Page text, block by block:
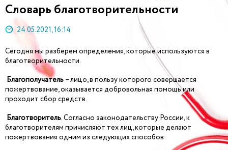
Словарь благотворительности
24.05.2021, 16:14
Сегодня мы разберем определения, которые используются в
благотворительности.
Благополучатель – лицо, в пользу которого совершается
пожертвование, оказывается добровольная помощь или
проходит сбор средств.
Благотворитель. Согласно законодательству России, к
благотворителям причисляют тех лиц, которые делают
пожертвования одним из следующих способов: